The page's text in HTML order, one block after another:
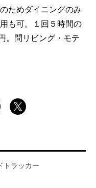
ためダイニングのみ
も可。１回５時間の
。問リビング・モテ
トラッカー